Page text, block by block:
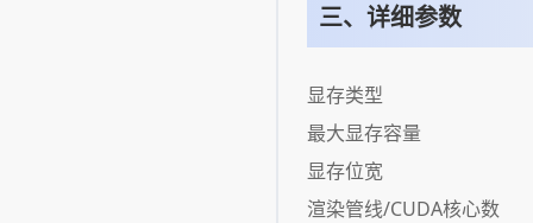
三、详细参数
显存类型
最大显存容量
显存位宽
渲染管线/CUDA核心数